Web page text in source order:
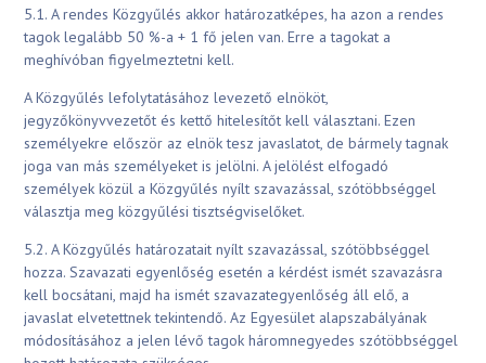
5.1. A rendes Közgyűlés akkor határozatképes, ha azon a rendes
tagok legalább 50 %-a + 1 fő jelen van. Erre a tagokat a
meghívóban figyelmeztetni kell.
A Közgyűlés lefolytatásához levezető elnököt,
jegyzőkönyvvezetőt és kettő hitelesítőt kell választani. Ezen
személyekre először az elnök tesz javaslatot, de bármely tagnak
joga van más személyeket is jelölni. A jelölést elfogadó
személyek közül a Közgyűlés nyílt szavazással, szótöbbséggel
választja meg közgyűlési tisztségviselőket.
5.2. A Közgyűlés határozatait nyílt szavazással, szótöbbséggel
hozza. Szavazati egyenlőség esetén a kérdést ismét szavazásra
kell bocsátani, majd ha ismét szavazategyenlőség áll elő, a
javaslat elvetettnek tekintendő. Az Egyesület alapszabályának
módosításához a jelen lévő tagok háromnegyedes szótöbbséggel